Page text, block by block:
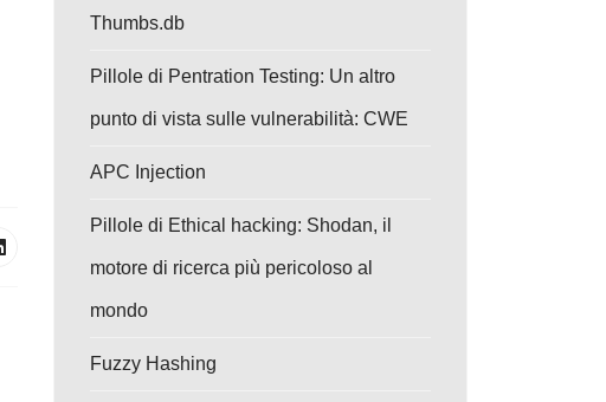
Thumbs.db
Pillole di Pentration Testing: Un altro
punto di vista sulle vulnerabilità: CWE
APC Injection
Pillole di Ethical hacking: Shodan, il
motore di ricerca più pericoloso al
mondo
Fuzzy Hashing